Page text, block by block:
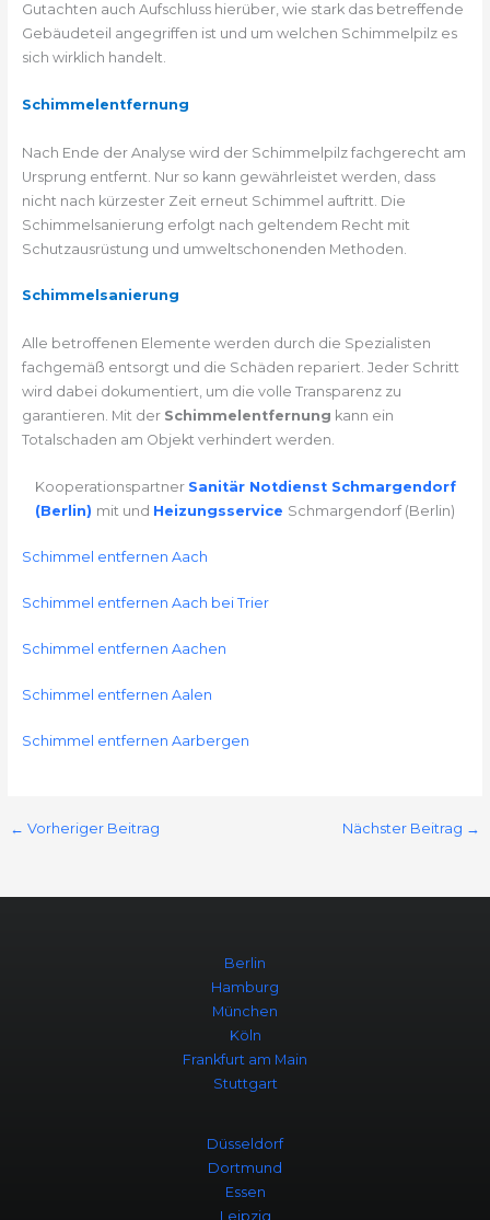
Gutachten auch Aufschluss hierüber, wie stark das betreffende
Gebäudeteil angegriffen ist und um welchen Schimmelpilz es
sich wirklich handelt.
Schimmelentfernung
Nach Ende der Analyse wird der Schimmelpilz fachgerecht am
Ursprung entfernt. Nur so kann gewährleistet werden, dass
nicht nach kürzester Zeit erneut Schimmel auftritt. Die
Schimmelsanierung erfolgt nach geltendem Recht mit
Schutzausrüstung und umweltschonenden Methoden.
Schimmelsanierung
Alle betroffenen Elemente werden durch die Spezialisten
fachgemäß entsorgt und die Schäden repariert. Jeder Schritt
wird dabei dokumentiert, um die volle Transparenz zu
garantieren. Mit der Schimmelentfernung kann ein
Totalschaden am Objekt verhindert werden.
Kooperationspartner Sanitär Notdienst Schmargendorf
(Berlin) mit und Heizungsservice Schmargendorf (Berlin)
Schimmel entfernen Aach
Schimmel entfernen Aach bei Trier
Schimmel entfernen Aachen
Schimmel entfernen Aalen
Schimmel entfernen Aarbergen
← Vorheriger Beitrag Nächster Beitrag →
Berlin
Hamburg
München
Köln
Frankfurt am Main
Stuttgart
Düsseldorf
Dortmund
Essen
Leipzig